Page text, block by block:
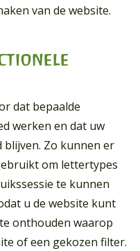
van de website.
dat bepaalde
werken en dat uw
Zo kunnen er
om lettertypes
te kunnen
u de website kunt
onthouden waarop
of een gekozen filter.